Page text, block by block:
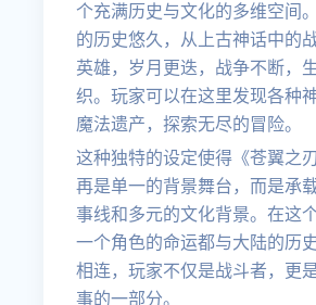
个充满历史与文化的多维空间
的历史悠久，从上古神话中的
英雄，岁月更迭，战争不断，
织。玩家可以在这里发现各种
魔法遗产，探索无尽的冒险。
这种独特的设定使得《苍翼之
再是单一的背景舞台，而是承
事线和多元的文化背景。在这
一个角色的命运都与大陆的历
相连，玩家不仅是战斗者，更
事的一部分。